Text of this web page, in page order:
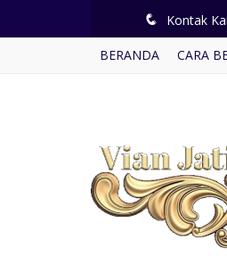
q Kontak
BERANDA CARA